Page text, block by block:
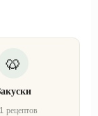
рецептов